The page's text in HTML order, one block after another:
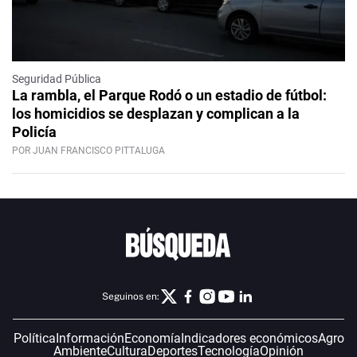
Seguridad Pública
La rambla, el Parque Rodó o un estadio de fútbol:
los homicidios se desplazan y complican a la
Policía
POR JUAN FRANCISCO PITTALUGA
Seguinos en:
PolíticaInformaciónEconomíaIndicadores económicosAgro
AmbienteCulturaDeportesTecnologíaOpinión